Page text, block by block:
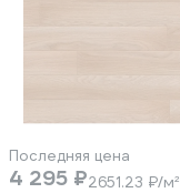
Последняя цена
4 295 ₽2651.23 ₽/м²